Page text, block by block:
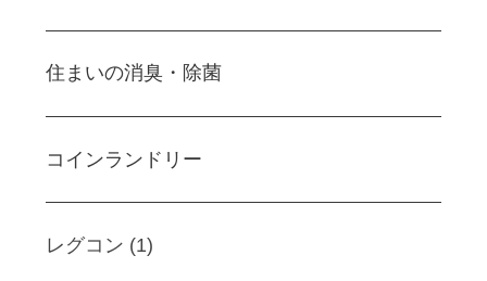
住まいの消臭・除菌
コインランドリー
レグコン (1)